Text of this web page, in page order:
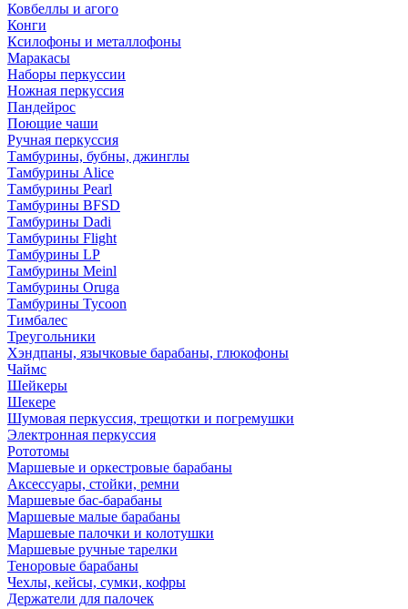
Ковбеллы и агого
Конги
Ксилофоны и металлофоны
Маракасы
Наборы перкуссии
Ножная перкуссия
Пандейрос
Поющие чаши
Ручная перкуссия
Тамбурины, бубны, джинглы
Тамбурины Alice
Тамбурины Pearl
Тамбурины BFSD
Тамбурины Dadi
Тамбурины Flight
Тамбурины LP
Тамбурины Meinl
Тамбурины Oruga
Тамбурины Tycoon
Тимбалес
Треугольники
Хэндпаны, язычковые барабаны, глюкофоны
Чаймс
Шейкеры
Шекере
Шумовая перкуссия, трещотки и погремушки
Электронная перкуссия
Рототомы
Маршевые и оркестровые барабаны
Аксессуары, стойки, ремни
Маршевые бас-барабаны
Маршевые малые барабаны
Маршевые палочки и колотушки
Маршевые ручные тарелки
Теноровые барабаны
Чехлы, кейсы, сумки, кофры
Держатели для палочек